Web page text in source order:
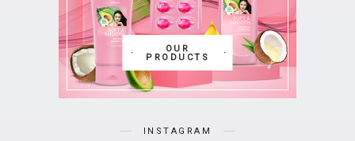
OUR
PRODUCTS
INSTAGRAM